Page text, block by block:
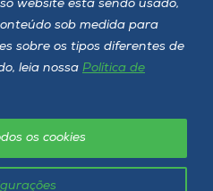
website está sendo usado,
sob medida para
sobre os tipos diferentes de
leia nossa Política de
os cookies